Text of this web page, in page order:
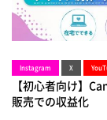
Instagram X
【初心者向け】
販売での収益化